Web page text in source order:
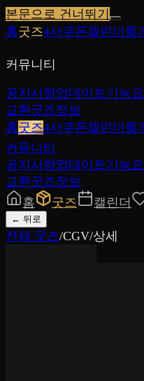
본문으로 건너뛰기
홈굿즈4사쿠폰캘린더 통
커뮤니티
공지사항업데이트기능
교환굿즈정보
홈굿즈4사쿠폰캘린더 통
커뮤니티
공지사항업데이트기능
교환굿즈정보
홈
굿즈 캘린더
← 뒤로
전체 굿즈/CGV/상세